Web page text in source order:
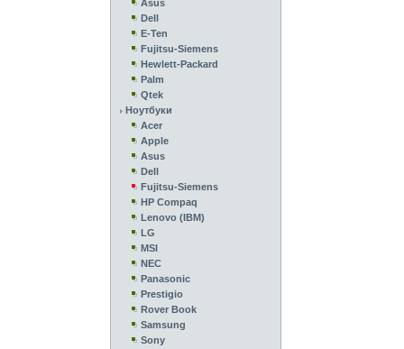
Asus
Dell
E-Ten
Fujitsu-Siemens
Hewlett-Packard
Palm
Qtek
Ноутбуки
Acer
Apple
Asus
Dell
Fujitsu-Siemens
HP Compaq
Lenovo (IBM)
LG
MSI
NEC
Panasonic
Prestigio
Rover Book
Samsung
Sony